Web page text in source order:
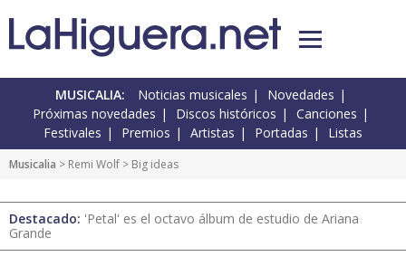
MUSICALIA: Noticias musicales
Novedades
Próximas novedades
Discos históricos
Canciones
Festivales
Premios Artistas Portadas Listas
Musicalia > Remi Wolf > Big ideas
Destacado: 'Petal' es el octavo álbum de estudio de Ariana
Grande